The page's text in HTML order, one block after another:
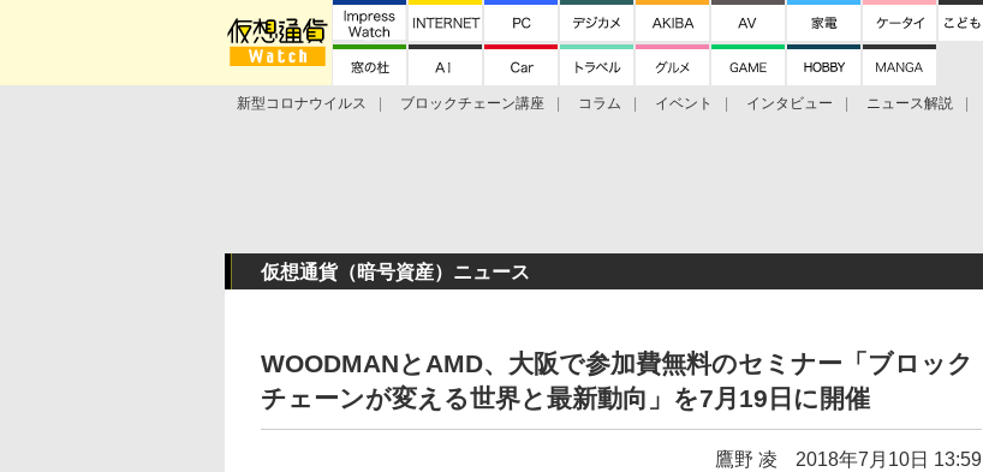
新型コロナウイルス ブロックチェーン講座 コラム イベント インタビュー ニュース解説
仮想通貨（暗号資産）ニュース
WOODMANとAMD、大阪で参加費無料のセミナー「ブロック
チェーンが変える世界と最新動向」を7月19日に開催
鷹野 凌 2018年7月10日 13:59